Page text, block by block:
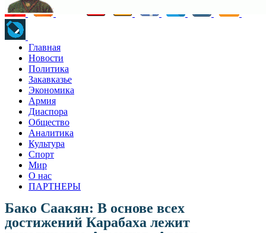
Главная
Новости
Политика
Закавказье
Экономика
Армия
Диаспора
Общество
Аналитика
Культура
Спорт
Мир
О нас
ПАРТНЕРЫ
Бако Саакян: В основе всех
достижений Карабаха лежит